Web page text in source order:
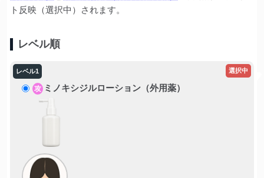
ト反映（選択中）されます。
レベル順
攻 ミノキシジルローション（外用薬）